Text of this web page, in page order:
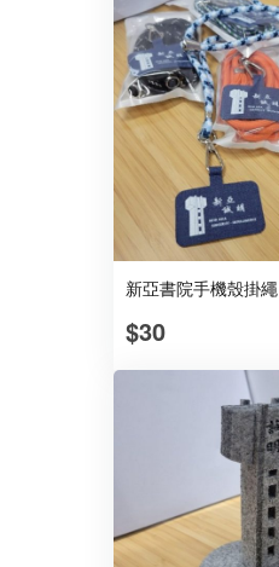
新亞書院手機殼掛繩
$30